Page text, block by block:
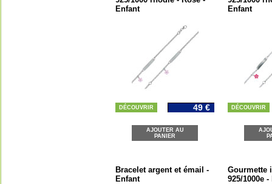
Enfant
DÉCOUVRIR 49 €
AJOUTER AU
PANIER
Enfant
DÉCOUVRIR
Bracelet argent et émail -
Enfant
Gourmette
925/1000e